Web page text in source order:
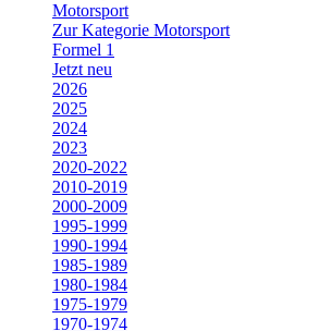
Motorsport
Zur Kategorie Motorsport
Formel 1
Jetzt neu
2026
2025
2024
2023
2020-2022
2010-2019
2000-2009
1995-1999
1990-1994
1985-1989
1980-1984
1975-1979
1970-1974